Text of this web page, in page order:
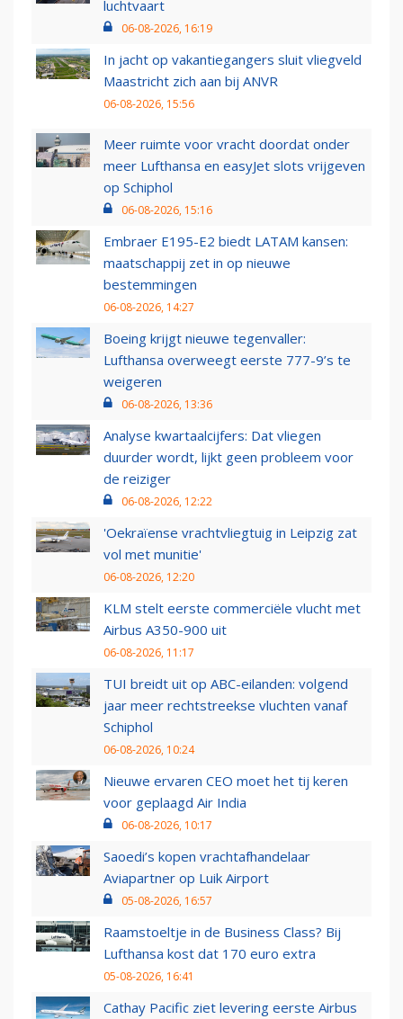
luchtvaart
06-08-2026, 16:19
In jacht op vakantiegangers sluit vliegveld
Maastricht zich aan bij ANVR
06-08-2026, 15:56
Meer ruimte voor vracht doordat onder
meer Lufthansa en easyJet slots vrijgeven
op Schiphol
06-08-2026, 15:16
Embraer E195-E2 biedt LATAM kansen:
maatschappij zet in op nieuwe
bestemmingen
06-08-2026, 14:27
Boeing krijgt nieuwe tegenvaller:
Lufthansa overweegt eerste 777-9’s te
weigeren
06-08-2026, 13:36
Analyse kwartaalcijfers: Dat vliegen
duurder wordt, lijkt geen probleem voor
de reiziger
06-08-2026, 12:22
'Oekraïense vrachtvliegtuig in Leipzig zat
vol met munitie'
06-08-2026, 12:20
KLM stelt eerste commerciële vlucht met
Airbus A350-900 uit
06-08-2026, 11:17
TUI breidt uit op ABC-eilanden: volgend
jaar meer rechtstreekse vluchten vanaf
Schiphol
06-08-2026, 10:24
Nieuwe ervaren CEO moet het tij keren
voor geplaagd Air India
06-08-2026, 10:17
Saoedi’s kopen vrachtafhandelaar
Aviapartner op Luik Airport
05-08-2026, 16:57
Raamstoeltje in de Business Class? Bij
Lufthansa kost dat 170 euro extra
05-08-2026, 16:41
Cathay Pacific ziet levering eerste Airbus